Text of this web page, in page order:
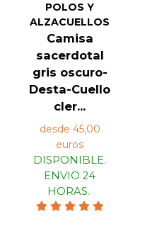
POLOS Y
ALZACUELLOS
Camisa
sacerdotal
gris oscuro-
Desta-Cuello
cler...
desde 45,00
euros
DISPONIBLE.
ENVIO 24
HORAS..